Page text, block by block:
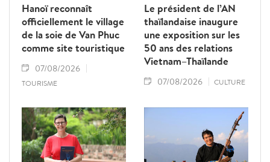
Hanoï reconnaît
officiellement le village
de la soie de Van Phuc
comme site touristique
07/08/2026
TOURISME
Le président de l’AN
thaïlandaise inaugure
une exposition sur les
50 ans des relations
Vietnam–Thaïlande
07/08/2026 CULTURE